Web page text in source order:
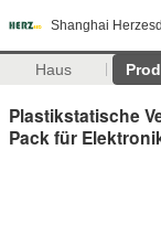
Shanghai
Haus
Plastikstatische
Pack für